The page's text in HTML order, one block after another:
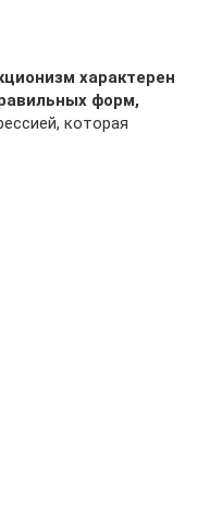
характерен
форм,
которая